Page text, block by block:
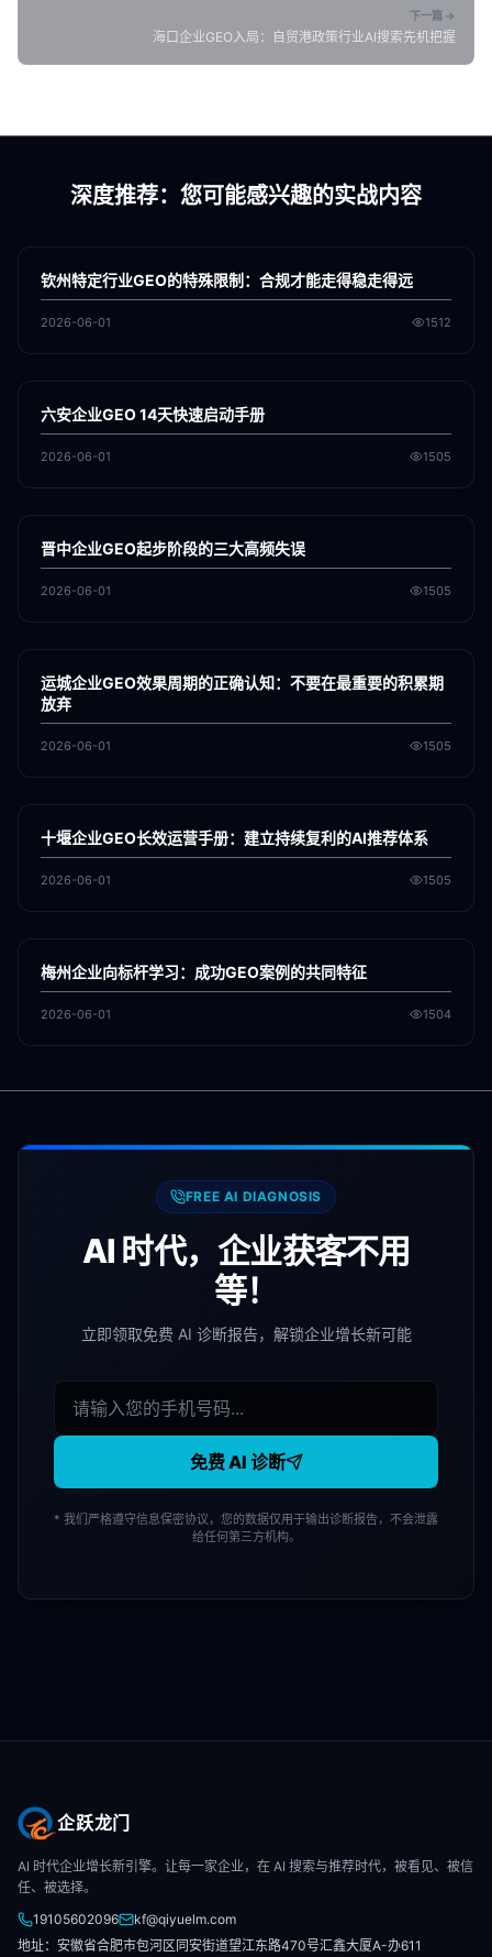
下一篇 →
海口企业GEO入局：自贸港政策行业AI搜索先机把握
深度推荐：您可能感兴趣的实战内容
GEO
钦州特定行业GEO的特殊限制：合规才能走得稳走得远
2026-06-01 1512
GEO
六安企业GEO 14天快速启动手册
2026-06-01 1505
GEO
晋中企业GEO起步阶段的三大高频失误
2026-06-01 1505
GEO
运城企业GEO效果周期的正确认知：不要在最重要的积累期
放弃
2026-06-01 1505
GEO
十堰企业GEO长效运营手册：建立持续复利的AI推荐体系
2026-06-01 1505
GEO
梅州企业向标杆学习：成功GEO案例的共同特征
2026-06-01 1504
FREE AI DIAGNOSIS
AI 时代，企业获客不用
等！
立即领取免费 AI 诊断报告，解锁企业增长新可能
免费 AI 诊断
* 我们严格遵守信息保密协议，您的数据仅用于输出诊断报告，不会泄露
给任何第三方机构。
企跃龙门
AI 时代企业增长新引擎。让每一家企业，在 AI 搜索与推荐时代，被看见、被信
任、被选择。
19105602096
kf@qiyuelm.com
地址：安徽省合肥市包河区同安街道望江东路470号汇鑫大厦A-办611